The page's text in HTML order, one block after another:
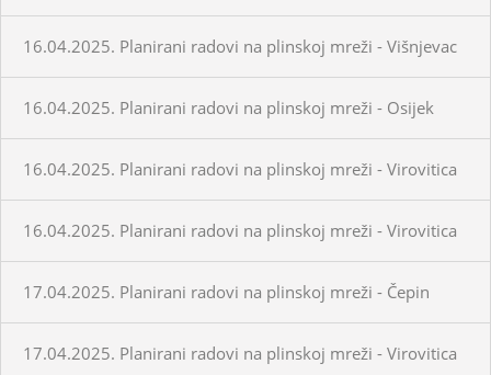
16.04.2025. Planirani radovi na plinskoj mreži - Višnjevac
16.04.2025. Planirani radovi na plinskoj mreži - Osijek
16.04.2025. Planirani radovi na plinskoj mreži - Virovitica
16.04.2025. Planirani radovi na plinskoj mreži - Virovitica
17.04.2025. Planirani radovi na plinskoj mreži - Čepin
17.04.2025. Planirani radovi na plinskoj mreži - Virovitica